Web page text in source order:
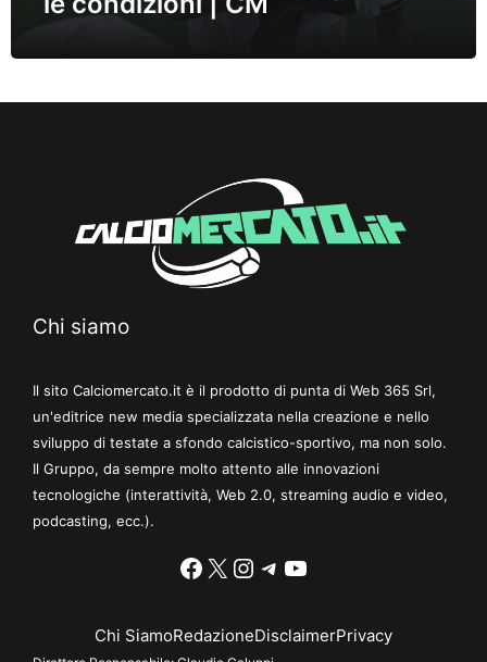
Chi siamo
Il sito Calciomercato.it è il prodotto di punta di Web 365 Srl,
un'editrice new media specializzata nella creazione e nello
sviluppo di testate a sfondo calcistico-sportivo, ma non solo.
Il Gruppo, da sempre molto attento alle innovazioni
tecnologiche (interattività, Web 2.0, streaming audio e video,
podcasting, ecc.).
Facebook
X Instagram
Telegram
YouTube
Chi SiamoRedazioneDisclaimerPrivacy